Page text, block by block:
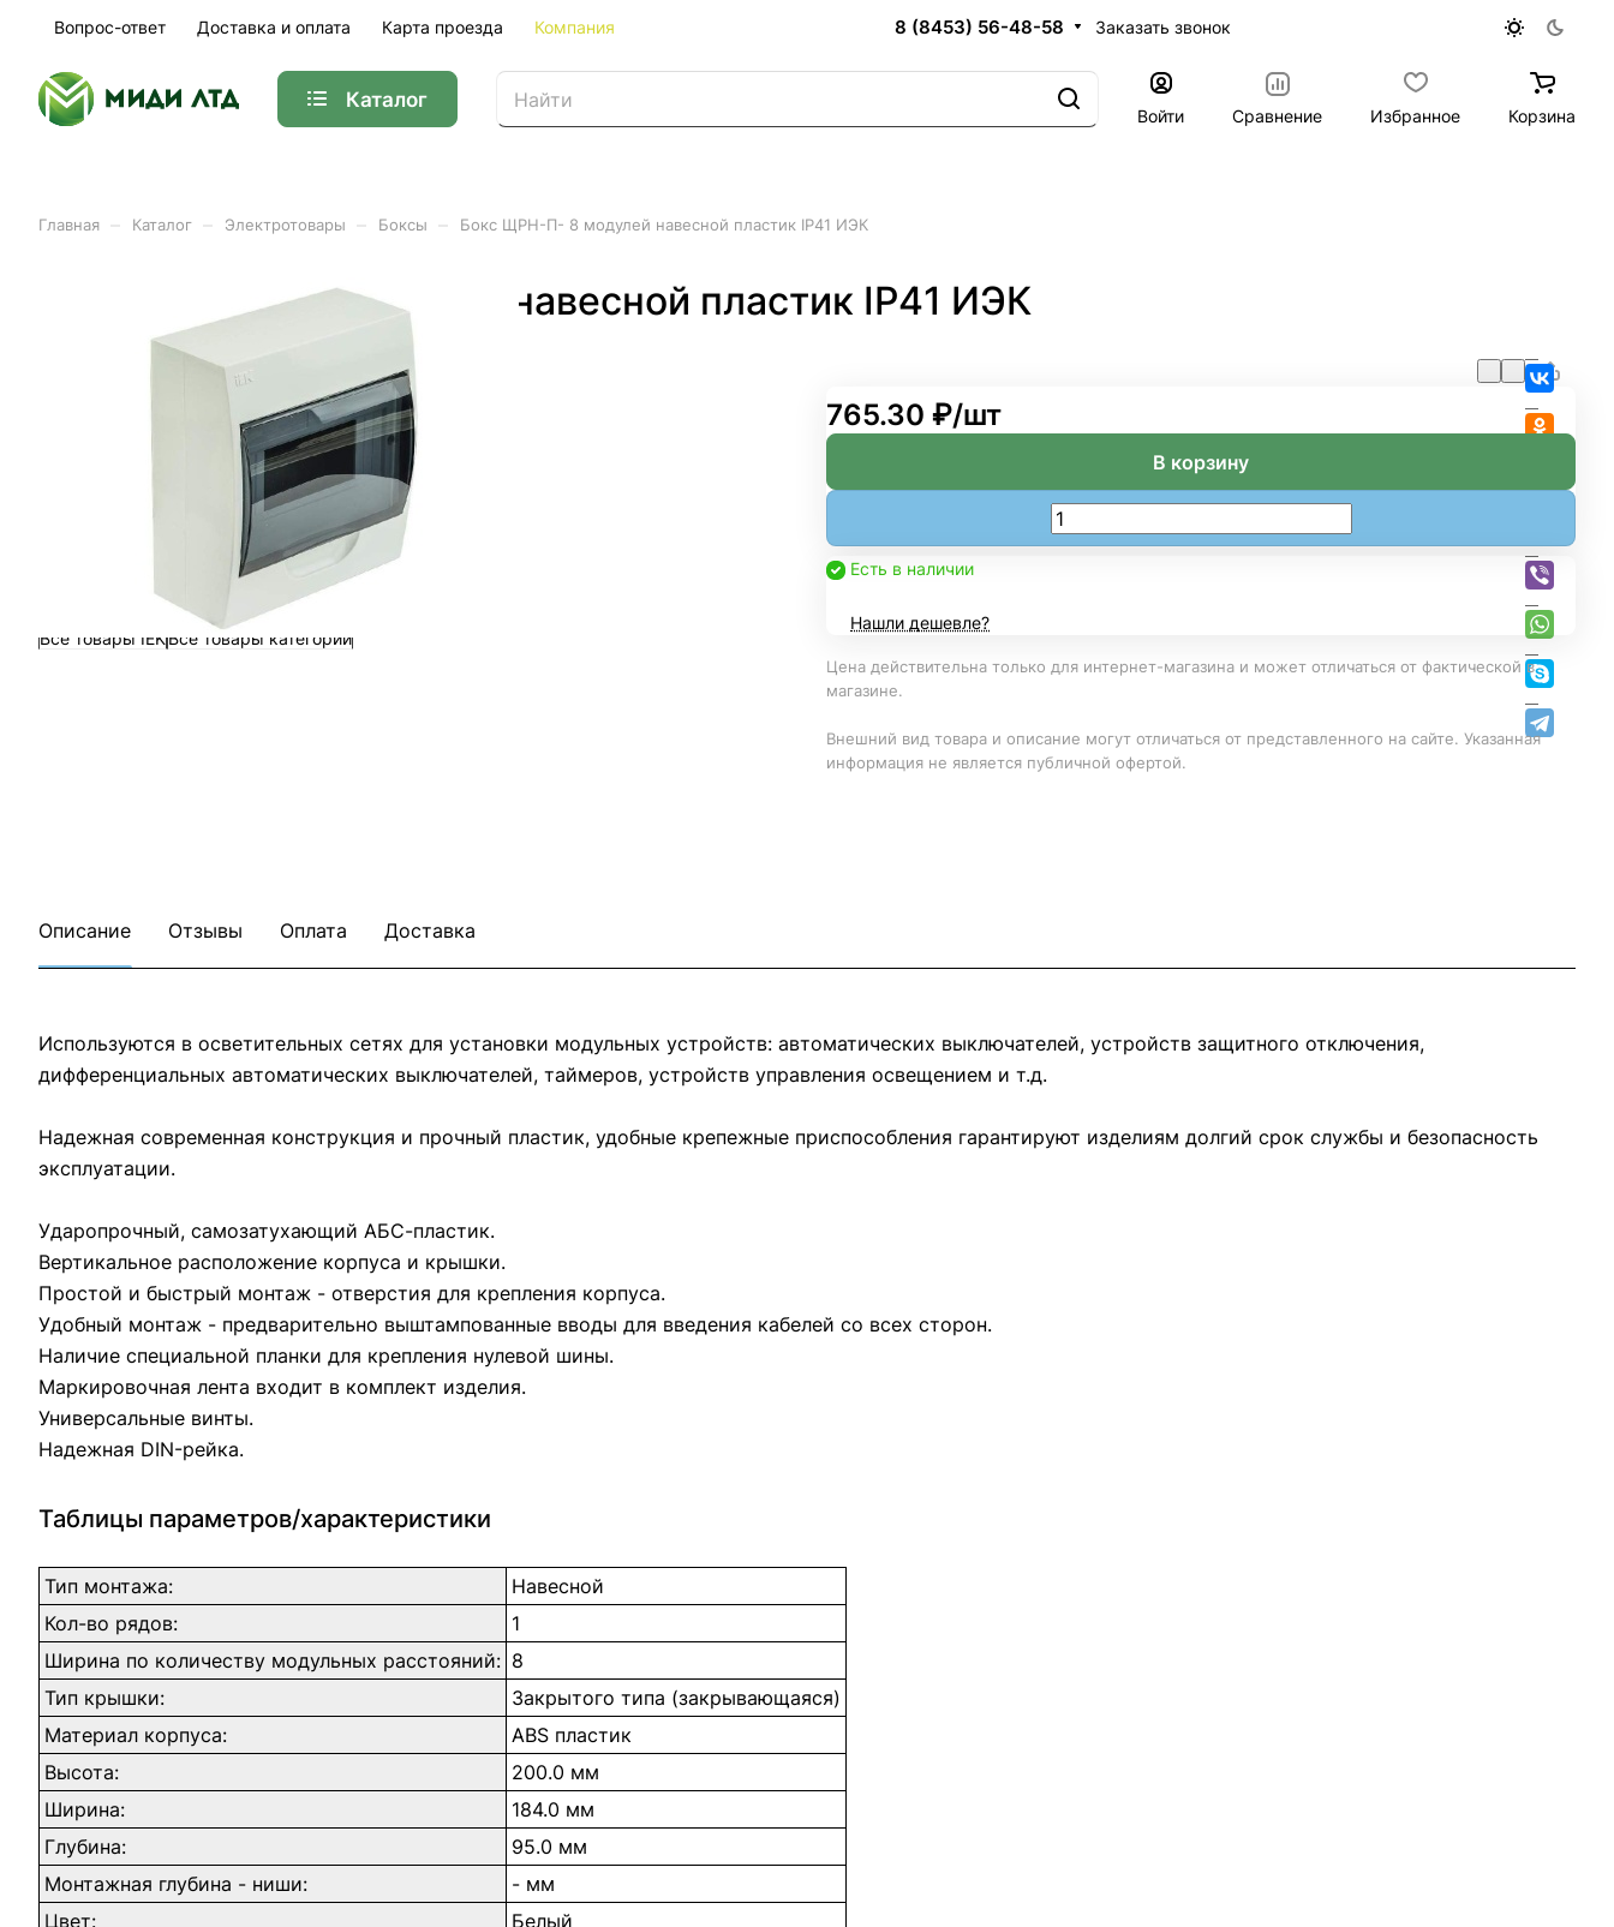
Вопрос-ответ Доставка и оплата Карта проезда Компания 8 (8453) 56-48-58 Заказать звонок
Каталог
Войти Сравнение Избранное Корзина
Главная Каталог Электротовары Боксы Бокс ЩРН-П- 8 модулей навесной пластик IP41 ИЭК
Бокс ЩРН-П- 8 модулей навесной пластик IP41 ИЭК
Все товары IEK Все товары категории
765.30 ₽/шт
В корзину
Есть в наличии
Нашли дешевле?
Цена действительна только для интернет-магазина и может отличаться от фактической в
магазине.
Внешний вид товара и описание могут отличаться от представленного на сайте. Указанная
информация не является публичной офертой.
Описание Отзывы Оплата Доставка
Используются в осветительных сетях для установки модульных устройств: автоматических выключателей, устройств защитного отключения,
дифференциальных автоматических выключателей, таймеров, устройств управления освещением и т.д.
Надежная современная конструкция и прочный пластик, удобные крепежные приспособления гарантируют изделиям долгий срок службы и безопасность
эксплуатации.
Ударопрочный, самозатухающий АБС-пластик.
Вертикальное расположение корпуса и крышки.
Простой и быстрый монтаж - отверстия для крепления корпуса.
Удобный монтаж - предварительно выштампованные вводы для введения кабелей со всех сторон.
Наличие специальной планки для крепления нулевой шины.
Маркировочная лента входит в комплект изделия.
Универсальные винты.
Надежная DIN-рейка.
Таблицы параметров/характеристики
Тип монтажа:
Навесной
Кол-во рядов:
1
Ширина по количеству модульных расстояний: 8
Тип крышки:
Закрытого типа (закрывающаяся)
Материал корпуса:
ABS пластик
Высота:
200.0 мм
Ширина:
184.0 мм
Глубина:
95.0 мм
Монтажная глубина - ниши:
- мм
Цвет:
Белый